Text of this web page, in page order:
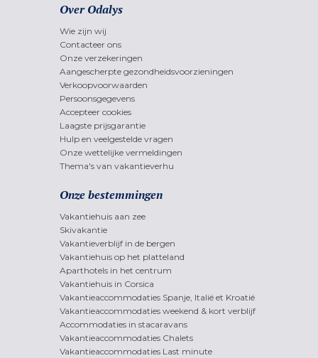
Over Odalys
Wie zijn wij
Contacteer ons
Onze verzekeringen
Aangescherpte gezondheidsvoorzieningen
Verkoopvoorwaarden
Persoonsgegevens
Accepteer cookies
Laagste prijsgarantie
Hulp en veelgestelde vragen
Onze wettelijke vermeldingen
Thema's van vakantieverhu
Onze bestemmingen
Vakantiehuis aan zee
Skivakantie
Vakantieverblijf in de bergen
Vakantiehuis op het platteland
Aparthotels in het centrum
Vakantiehuis in Corsica
Vakantieaccommodaties Spanje, Italië et Kroatië
Vakantieaccommodaties weekend & kort verblijf
Accommodaties in stacaravans
Vakantieaccommodaties Chalets
Vakantieaccommodaties Last minute